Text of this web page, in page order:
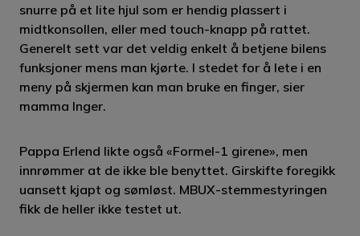
snurre på et lite hjul som er hendig plassert i
midtkonsollen, eller med touch-knapp på rattet.
Generelt sett var det veldig enkelt å betjene bilens
funksjoner mens man kjørte. I stedet for å lete i en
meny på skjermen kan man bruke en finger, sier
mamma Inger.
Pappa Erlend likte også «Formel-1 girene», men
innrømmer at de ikke ble benyttet. Girskifte foregikk
uansett kjapt og sømløst. MBUX-stemmestyringen
fikk de heller ikke testet ut.